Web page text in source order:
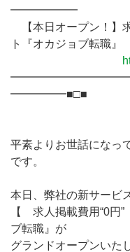
━━━━━━
【本日オープン！】
ト『オカジョブ転職』
━━━━━■□■
平素よりお世話になっ
です。
本日、弊社の新サービ
【 求人掲載費用“0円
ブ転職』が
グランドオープンいた